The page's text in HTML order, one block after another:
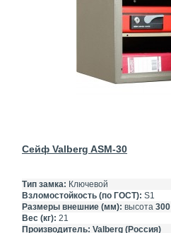
Сейф Valberg ASM-30
Тип замка: Ключевой
Взломостойкость (по ГОСТ): S1
Размеры внешние (мм): высота 300
Вес (кг): 21
Производитель: Valberg (Россия)